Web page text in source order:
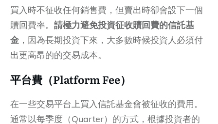
買入時不征收任何銷售費，但賣出時卻會設下一個
贖回費率。 請極力避免投資征收贖回費的信託基
金 ，因為長期投資下來，大多數時候投資人必須付
出更高昂的的交易成本。
平台費（Platform Fee）
在一些交易平台上買入信託基金會被征收的費用。
通常以每季度（Quarter）的方式，根據投資者的